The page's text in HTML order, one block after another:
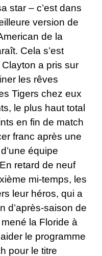
star – c’est dans
version de
de la
Cela s’est
a pris sur
les rêves
Tigers chez eux
le plus haut total
en fin de match
franc après une
équipe
retard de neuf
mi-temps, les
leur héros, qui a
d’après-saison de
la Floride à
le programme
pour le titre